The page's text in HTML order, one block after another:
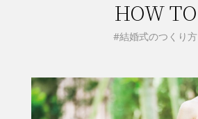
HOW TO
#結婚式のつくり方